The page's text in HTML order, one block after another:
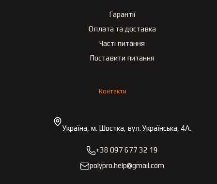
Гарантії
Оплата та доставка
Часті питання
Поставити питання
Контакти
Україна, м. Шостка, вул. Українська, 4А.
+38 097 677 32 19
polypro.help@gmail.com